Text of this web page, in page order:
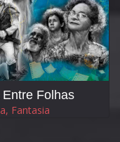
Folhas
Fantasia